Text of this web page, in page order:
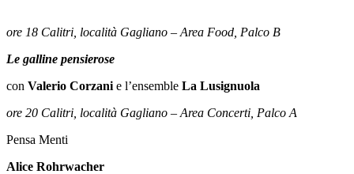
ore 18 Calitri, località Gagliano – Area Food, Palco B
Le galline pensierose
con Valerio Corzani e l’ensemble La Lusignuola
ore 20 Calitri, località Gagliano – Area Concerti, Palco A
Pensa Menti
Alice Rohrwacher